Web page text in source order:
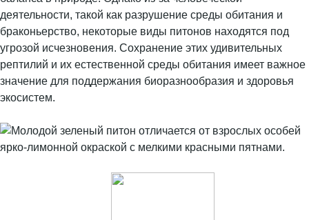
деятельности, такой как разрушение среды обитания и
браконьерство, некоторые виды питонов находятся под
угрозой исчезновения. Сохранение этих удивительных
рептилий и их естественной среды обитания имеет важное
значение для поддержания биоразнообразия и здоровья
экосистем.